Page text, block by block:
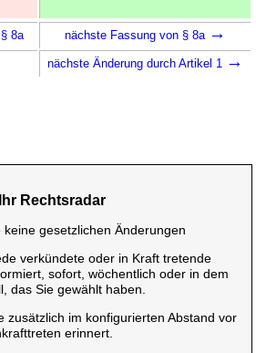
8a nächste Fassung von § 8a →
nächste Änderung durch Artikel 1 →
Ihr Rechtsradar
keine gesetzlichen Änderungen
verkündete oder in Kraft tretende
sofort, wöchentlich oder in dem
das Sie gewählt haben.
zusätzlich im konfigurierten Abstand vor
erinnert.